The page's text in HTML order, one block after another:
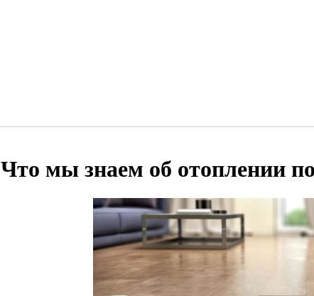
Что мы знаем об отоплении